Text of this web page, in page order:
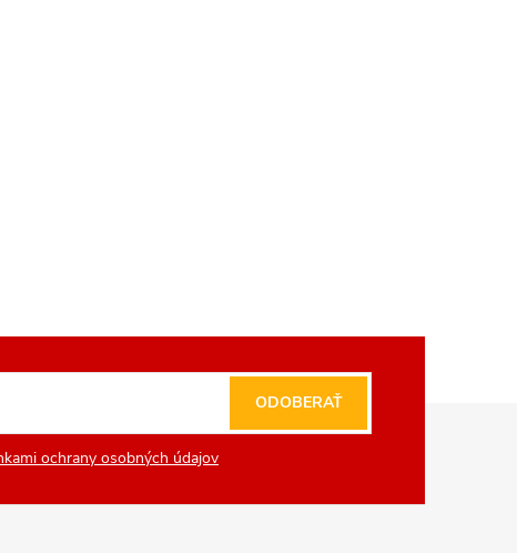
ochrany osobných údajov
ODOBERAŤ